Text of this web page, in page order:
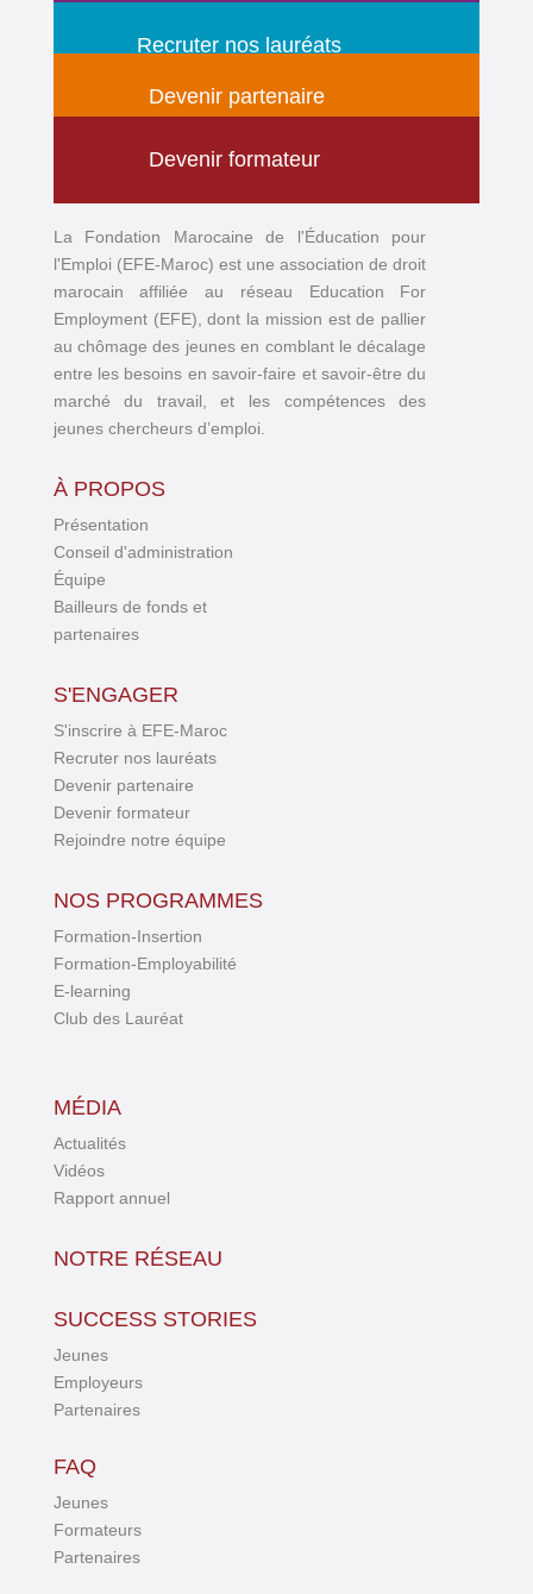
Recruter nos lauréats
Devenir partenaire
Devenir formateur
La Fondation Marocaine de l'Éducation pour
l'Emploi (EFE-Maroc) est une association de droit
marocain affiliée au réseau Education For
Employment (EFE), dont la mission est de pallier
au chômage des jeunes en comblant le décalage
entre les besoins en savoir-faire et savoir-être du
marché du travail, et les compétences des
jeunes chercheurs d’emploi.
À PROPOS
Présentation
Conseil d'administration
Équipe
Bailleurs de fonds et
partenaires
S'ENGAGER
S'inscrire à EFE-Maroc
Recruter nos lauréats
Devenir partenaire
Devenir formateur
Rejoindre notre équipe
NOS PROGRAMMES
Formation-Insertion
Formation-Employabilité
E-learning
Club des Lauréat
MÉDIA
Actualités
Vidéos
Rapport annuel
NOTRE RÉSEAU
SUCCESS STORIES
Jeunes
Employeurs
Partenaires
FAQ
Jeunes
Formateurs
Partenaires